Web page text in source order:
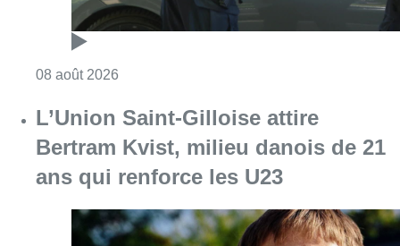
08 août 2026
L’Union Saint-Gilloise attire
Bertram Kvist, milieu danois de 21
ans qui renforce les U23